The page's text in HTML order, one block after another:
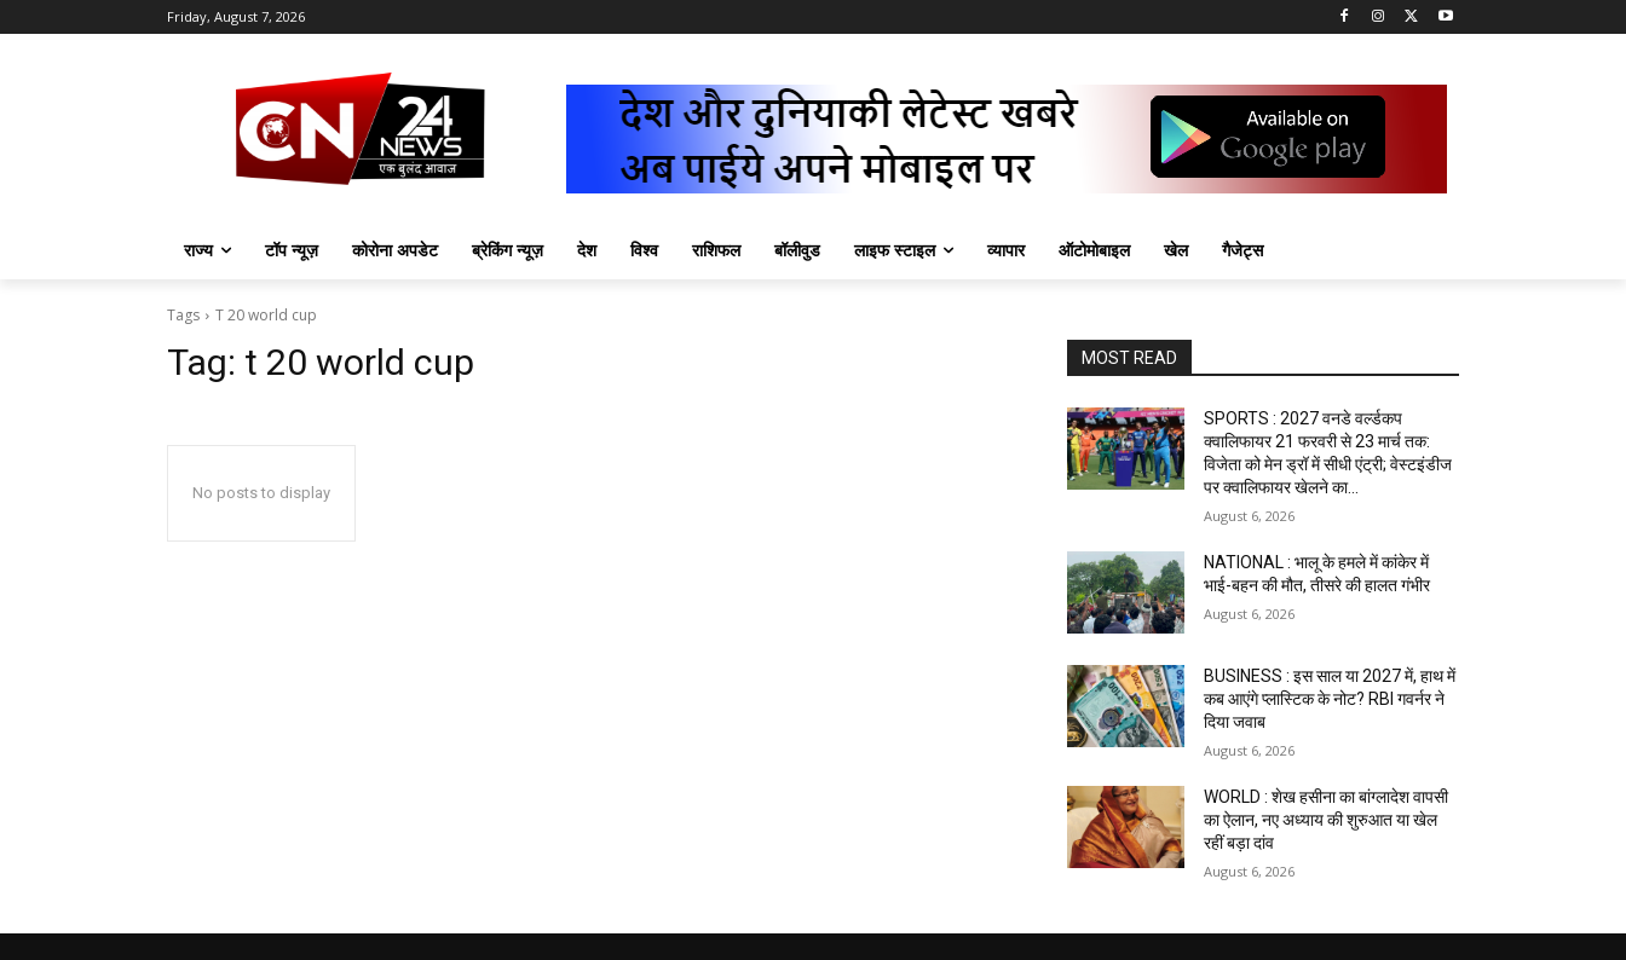
Friday, August 7, 2026
राज्य टॉप न्यूज़ कोरोना अपडेट ब्रेकिंग न्यूज़ देश विश्व राशिफल बॉलीवुड लाइफ स्टाइल व्यापार ऑटोमोबाइल खेल गैजेट्स
Tags T 20 world cup
Tag: t 20 world cup
No posts to display
MOST READ
SPORTS : 2027 वनडे वर्ल्डकप
क्वालिफायर 21 फरवरी से 23 मार्च तक:
विजेता को मेन ड्रॉ में सीधी एंट्री; वेस्टइंडीज
पर क्वालिफायर खेलने का...
August 6, 2026
NATIONAL : भालू के हमले में कांकेर में
भाई-बहन की मौत, तीसरे की हालत गंभीर
August 6, 2026
BUSINESS : इस साल या 2027 में, हाथ में
कब आएंगे प्लास्टिक के नोट? RBI गवर्नर ने
दिया जवाब
August 6, 2026
WORLD : शेख हसीना का बांग्लादेश वापसी
का ऐलान, नए अध्याय की शुरुआत या खेल
रहीं बड़ा दांव
August 6, 2026